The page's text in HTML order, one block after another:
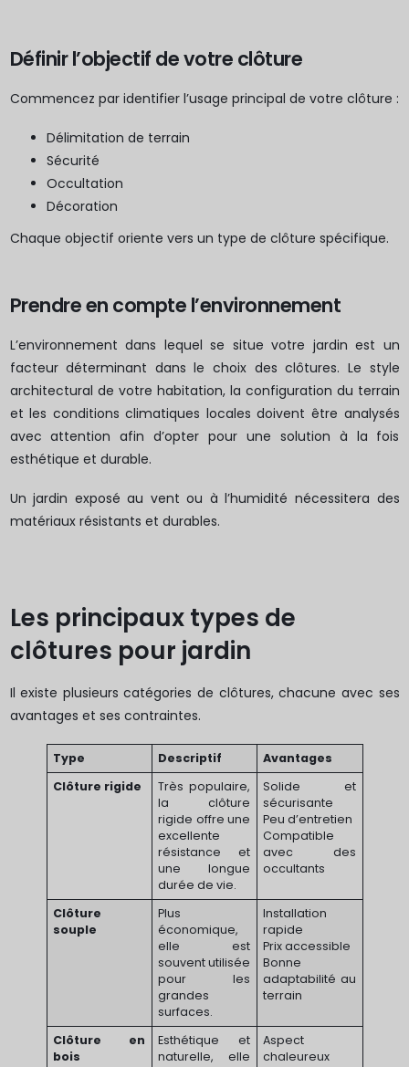
Définir l’objectif de votre clôture
Commencez par identifier l’usage principal de votre clôture :
Délimitation de terrain
Sécurité
Occultation
Décoration
Chaque objectif oriente vers un type de clôture spécifique.
Prendre en compte l’environnement
L’environnement dans lequel se situe votre jardin est un
facteur déterminant dans le choix des clôtures. Le style
architectural de votre habitation, la configuration du terrain
et les conditions climatiques locales doivent être analysés
avec attention afin d’opter pour une solution à la fois
esthétique et durable.
Un jardin exposé au vent ou à l’humidité nécessitera des
matériaux résistants et durables.
Les principaux types de
clôtures pour jardin
Il existe plusieurs catégories de clôtures, chacune avec ses
avantages et ses contraintes.
Type Descriptif
Avantages
Clôture rigide
Très populaire,
la clôture
rigide offre une
excellente
résistance et
une longue
durée de vie.
Solide et
sécurisante
Peu d’entretien
Compatible
avec des
occultants
Clôture
souple
Plus
économique,
elle est
souvent utilisée
pour les
grandes
surfaces.
Installation
rapide
Prix accessible
Bonne
adaptabilité au
terrain
Clôture en
bois
Esthétique et
naturelle, elle
Aspect
chaleureux